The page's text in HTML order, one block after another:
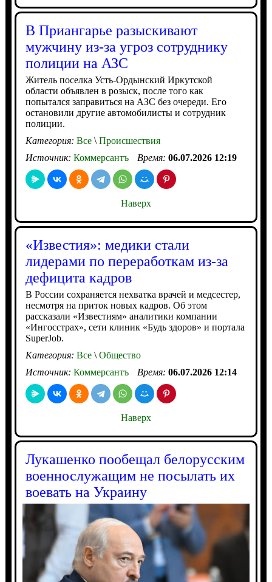
В Приангарье разыскивают
мужчину из-за угроз сотруднику
полиции на АЗС
Житель поселка Усть-Ордынский Иркутской
области объявлен в розыск, после того как
попытался заправиться на АЗС без очереди. Его
остановили другие автомобилисты и сотрудник
полиции.
Категория: Все\Происшествия
Источник: Коммерсантъ Время: 06.07.2026 12:19
Наверх
«Известия»: медики стали
лидерами по переработкам из-за
дефицита кадров
В России сохраняется нехватка врачей и медсестер,
несмотря на приток новых кадров. Об этом
рассказали «Известиям» аналитики компании
«Ингосстрах», сети клиник «Будь здоров» и портала
SuperJob.
Категория: Все\Общество
Источник: Коммерсантъ Время: 06.07.2026 12:14
Наверх
Лукашенко пообещал белорусским
военнослужащим не посылать их
воевать на Украину